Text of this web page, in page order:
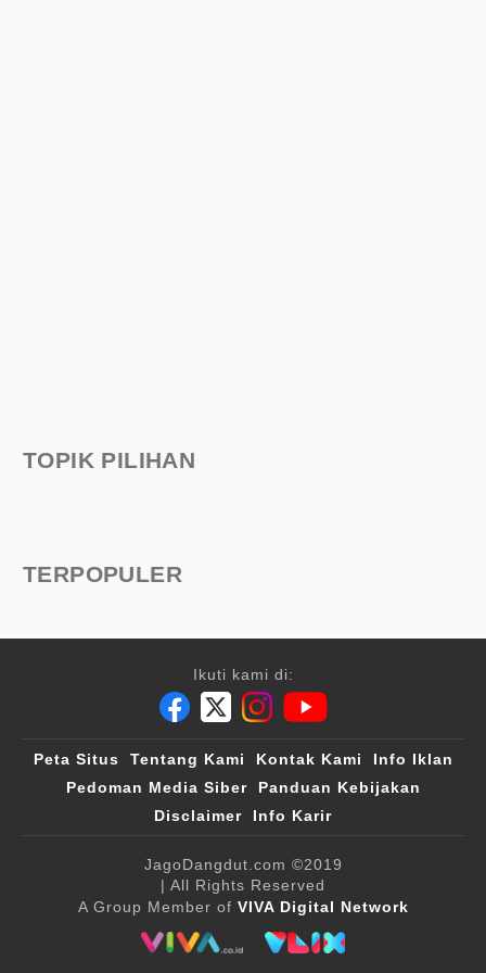
TOPIK PILIHAN
TERPOPULER
Ikuti kami di:
Peta Situs Tentang Kami Kontak Kami
Info Iklan
Pedoman Media Siber
Panduan Kebijakan
Disclaimer
Info Karir
JagoDangdut.com ©2019
| All Rights Reserved
A Group Member of VIVA Digital Network